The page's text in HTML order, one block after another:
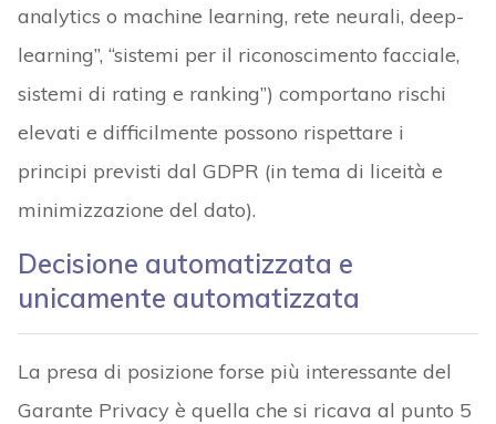
analytics o machine learning, rete neurali, deep-
learning”, “sistemi per il riconoscimento facciale,
sistemi di rating e ranking”) comportano rischi
elevati e difficilmente possono rispettare i
principi previsti dal GDPR (in tema di liceità e
minimizzazione del dato).
Decisione automatizzata e
unicamente automatizzata
La presa di posizione forse più interessante del
Garante Privacy è quella che si ricava al punto 5